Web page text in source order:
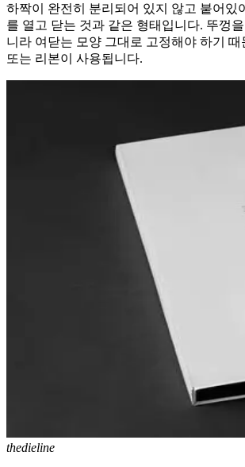
하짝이 완전히 분리되어 있지 않고 붙어있
를 열고 닫는 것과 같은 형태입니다. 뚜껑
니라 여닫는 모양 그대로 고정해야 하기 때
또는 리본이 사용됩니다.
thedieline